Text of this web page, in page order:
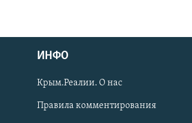
ИНФО
Крым.Реалии. О нас
Правила комментирования